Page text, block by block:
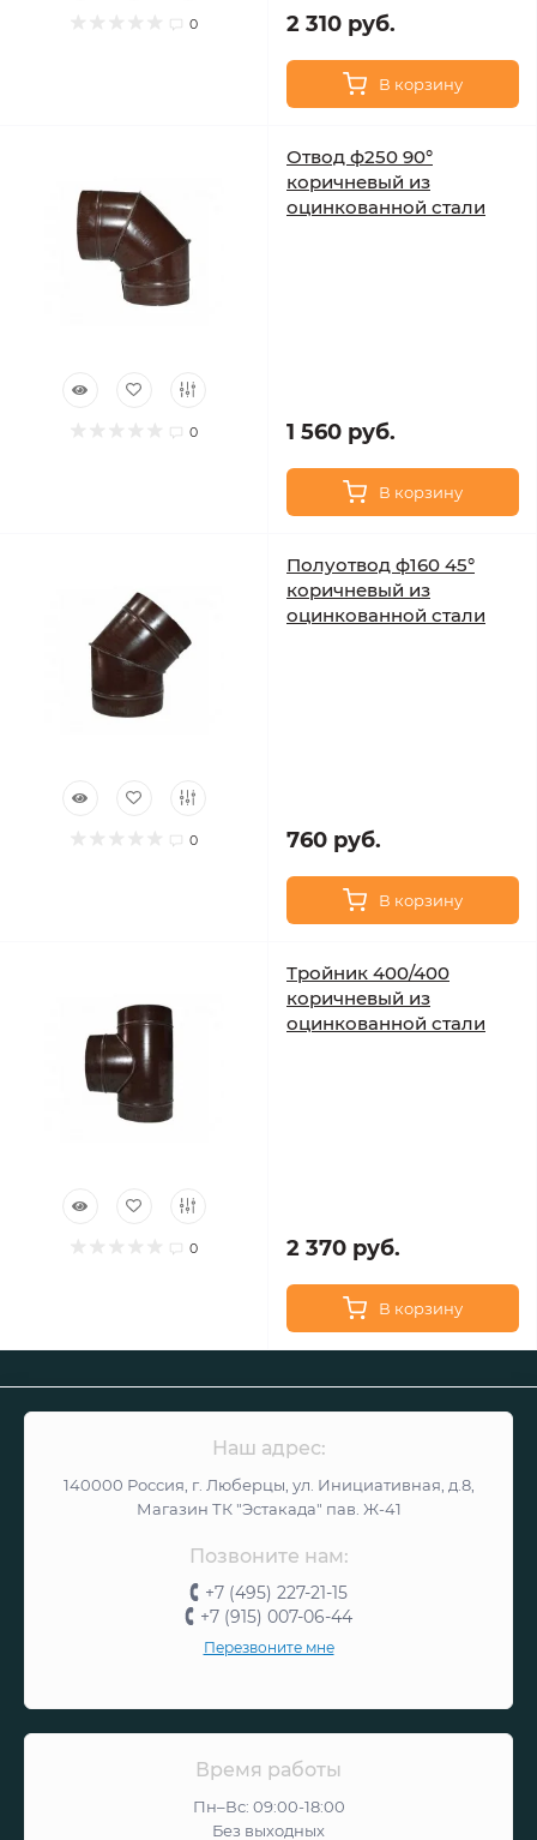
0 2 310 руб.
В корзину
0
Отвод ф250 90°
коричневый из
оцинкованной стали
1 560 руб.
В корзину
0
Полуотвод ф160 45°
коричневый из
оцинкованной стали
760 руб.
В корзину
0
Тройник 400/400
коричневый из
оцинкованной стали
2 370 руб.
В корзину
Наш адрес:
140000 Россия, г. Люберцы, ул. Инициативная, д.8,
Магазин ТК "Эстакада" пав. Ж-41
Позвоните нам:
+7 (495) 227-21-15
+7 (915) 007-06-44
Перезвоните мне
Время работы
Пн–Вс: 09:00-18:00
Без выходных